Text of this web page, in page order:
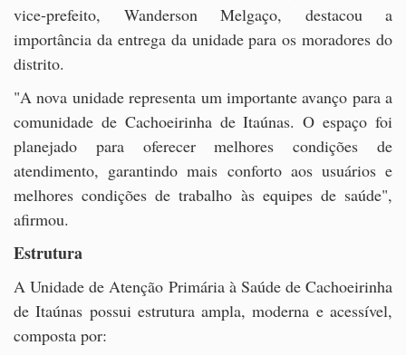
vice-prefeito, Wanderson Melgaço, destacou a
importância da entrega da unidade para os moradores do
distrito.
"A nova unidade representa um importante avanço para a
comunidade de Cachoeirinha de Itaúnas. O espaço foi
planejado para oferecer melhores condições de
atendimento, garantindo mais conforto aos usuários e
melhores condições de trabalho às equipes de saúde",
afirmou.
Estrutura
A Unidade de Atenção Primária à Saúde de Cachoeirinha
de Itaúnas possui estrutura ampla, moderna e acessível,
composta por: